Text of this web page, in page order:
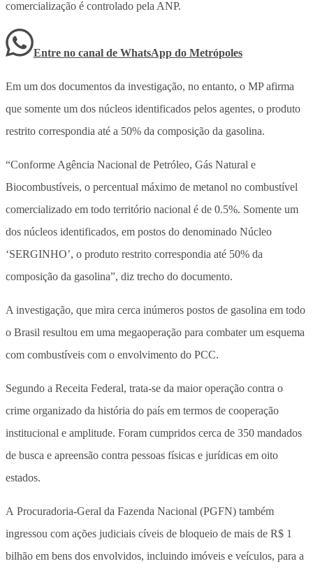
comercialização é controlado pela ANP.
Entre no canal de WhatsApp do Metrópoles
Em um dos documentos da investigação, no entanto, o MP afirma
que somente um dos núcleos identificados pelos agentes, o produto
restrito correspondia até a 50% da composição da gasolina.
“Conforme Agência Nacional de Petróleo, Gás Natural e
Biocombustíveis, o percentual máximo de metanol no combustível
comercializado em todo território nacional é de 0.5%. Somente um
dos núcleos identificados, em postos do denominado Núcleo
‘SERGINHO’, o produto restrito correspondia até 50% da
composição da gasolina”, diz trecho do documento.
A investigação, que mira cerca inúmeros postos de gasolina em todo
o Brasil resultou em uma megaoperação para combater um esquema
com combustíveis com o envolvimento do PCC.
Segundo a Receita Federal, trata-se da maior operação contra o
crime organizado da história do país em termos de cooperação
institucional e amplitude. Foram cumpridos cerca de 350 mandados
de busca e apreensão contra pessoas físicas e jurídicas em oito
estados.
A Procuradoria-Geral da Fazenda Nacional (PGFN) também
ingressou com ações judiciais cíveis de bloqueio de mais de R$ 1
bilhão em bens dos envolvidos, incluindo imóveis e veículos, para a